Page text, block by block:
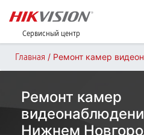
Сервисный центр
Главная / Ремонт камер
Ремонт камер
Нижнем